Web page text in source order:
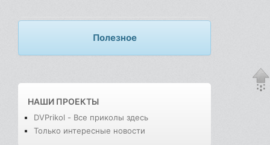
Полезное
НАШИ ПРОЕКТЫ
DVPrikol - Все приколы здесь
Только интересные новости